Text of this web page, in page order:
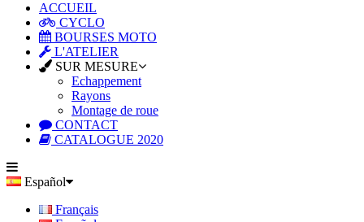
ACCUEIL
CYCLO
BOURSES MOTO
L'ATELIER
SUR MESURE
Echappement
Rayons
Montage de roue
CONTACT
CATALOGUE 2020
Español
Français